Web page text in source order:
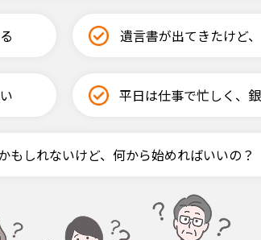
遺言書が出てきたけど
平日は仕事で忙しく、
もしれないけど、何から始めればいいの？